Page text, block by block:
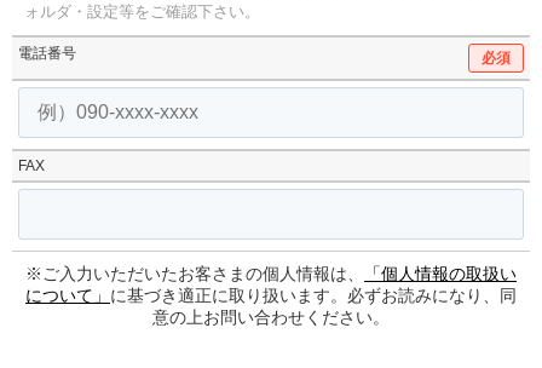
ォルダ・設定等をご確認下さい。
電話番号 必須
FAX
※ご入力いただいたお客さまの個人情報は、
「個人情報の取扱い
について」 に基づき適正に取り扱います。必ずお読みになり、同
意の上お問い合わせください。